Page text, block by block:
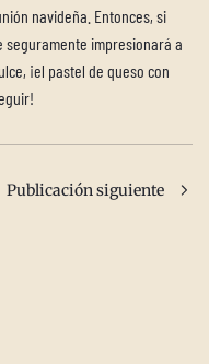
navideña. Entonces, si
impresionará a
¡el pastel de queso con
Publicación siguiente